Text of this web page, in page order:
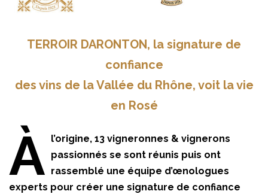
TERROIR DARONTON, la signature de
confiance
des vins de la Vallée du Rhône, voit la vie
en Rosé
À l’origine, 13 vigneronnes & vignerons
passionnés se sont réunis puis ont
rassemblé une équipe d’œnologues
experts pour créer une signature de confiance